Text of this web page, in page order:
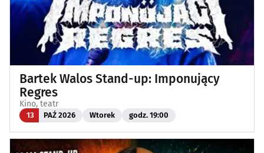
Bartek Walos Stand-up: Imponujący
Regres
Kino, teatr
13 PAŹ 2026 Wtorek godz. 19:00